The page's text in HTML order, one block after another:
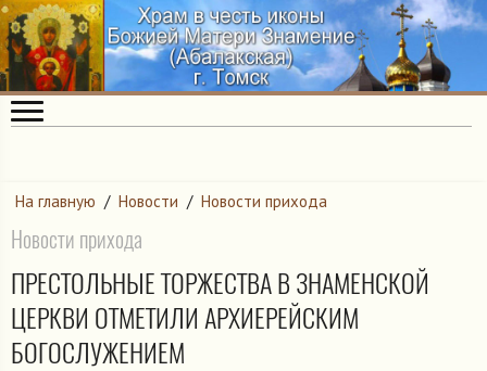
На главную / Новости / Новости прихода
Новости прихода
ПРЕСТОЛЬНЫЕ ТОРЖЕСТВА В ЗНАМЕНСКОЙ
ЦЕРКВИ ОТМЕТИЛИ АРХИЕРЕЙСКИМ
БОГОСЛУЖЕНИЕМ